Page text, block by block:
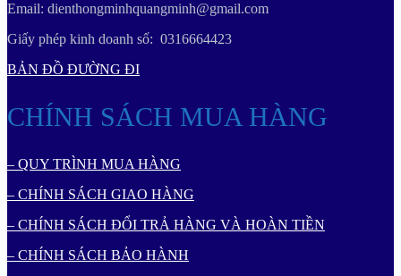
Email: dienthongminhquangminh@gmail.com
Giấy phép kinh doanh số: 0316664423
BẢN ĐỒ ĐƯỜNG ĐI
CHÍNH SÁCH MUA HÀNG
– QUY TRÌNH MUA HÀNG
– CHÍNH SÁCH GIAO HÀNG
– CHÍNH SÁCH ĐỔI TRẢ HÀNG VÀ HOÀN TIỀN
– CHÍNH SÁCH BẢO HÀNH